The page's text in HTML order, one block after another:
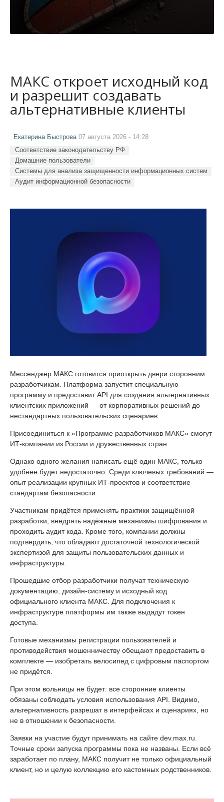
МАКС откроет исходный код
и разрешит создавать
альтернативные клиенты
Екатерина Быстрова07 августа 2026 - 14:28
Соответствие законодательству РФ
Домашние пользователи
Системы для анализа защищенности информационных систем
Аудит информационной безопасности
Мессенджер МАКС готовится приоткрыть двери сторонним
разработчикам. Платформа запустит специальную
программу и предоставит API для создания альтернативных
клиентских приложений — от корпоративных решений до
нестандартных пользовательских сценариев.
Присоединиться к «Программе разработчиков МАКС» смогут
ИТ-компании из России и дружественных стран.
Однако одного желания написать ещё один МАКС, только
удобнее будет недостаточно. Среди ключевых требований —
опыт реализации крупных ИТ-проектов и соответствие
стандартам безопасности.
Участникам придётся применять практики защищённой
разработки, внедрять надёжные механизмы шифрования и
проходить аудит кода. Кроме того, компании должны
подтвердить, что обладают достаточной технологической
экспертизой для защиты пользовательских данных и
инфраструктуры.
Прошедшие отбор разработчики получат техническую
документацию, дизайн-систему и исходный код
официального клиента МАКС. Для подключения к
инфраструктуре платформы им также выдадут токен
доступа.
Готовые механизмы регистрации пользователей и
противодействия мошенничеству обещают предоставить в
комплекте — изобретать велосипед с цифровым паспортом
не придётся.
При этом вольницы не будет: все сторонние клиенты
обязаны соблюдать условия использования API. Видимо,
альтернативность разрешат в интерфейсах и сценариях, но
не в отношении к безопасности.
Заявки на участие будут принимать на сайте dev.max.ru.
Точные сроки запуска программы пока не названы. Если всё
заработает по плану, МАКС получит не только официальный
клиент, но и целую коллекцию его кастомных родственников.